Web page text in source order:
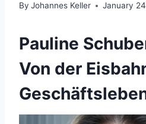
By Johannes Keller January
Pauline
Von der